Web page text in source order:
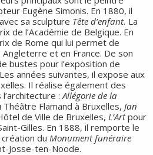
Eugène Simonis. En 1880, il
sa sculpture Tête d’enfant. La
de l’Académie de Belgique. En
de Rome qui lui permet de
et en France. De son
bustes pour l’exposition de
années suivantes, il expose aux
Il réalise également des
: Allégorie de la
Flamand à Bruxelles, Jan
de Ville de Bruxelles, L’Artpour
Gilles. En 1888, il remporte le
du Monument funéraire
Josse-ten-Noode.